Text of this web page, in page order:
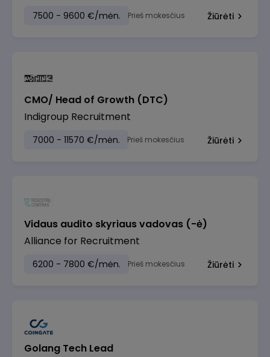
7500 - 9600 €/mėn. Prieš mokesčius Žiūrėti
CMO/ Head of Growth (DTC)
Indigroup Recruitment
7000 - 11570 €/mėn. Prieš mokesčius Žiūrėti
Vidaus audito skyriaus vadovas (-ė)
Alliance for Recruitment
6200 - 7800 €/mėn. Prieš mokesčius Žiūrėti
Golang Tech Lead